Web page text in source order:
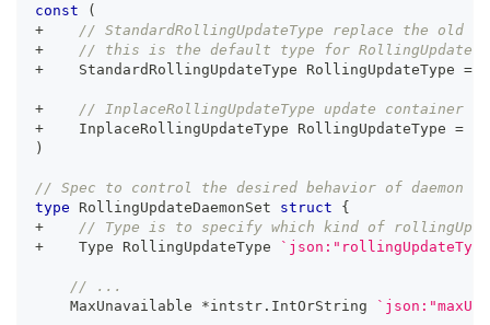
const
(
+
// StandardRollingUpdateType replace the old
+
// this is the default type for RollingUpdate.
+
    StandardRollingUpdateType RollingUpdateType
=
+
// InplaceRollingUpdateType update
+
    InplaceRollingUpdateType RollingUpdateType
=
)
// Spec to control the desired behavior of daemon
type RollingUpdateDaemonSet struct
{
+
// Type is to specify which kind of
+
    Type RollingUpdateType
// ...
    MaxUnavailable
*intstr . IntOrString